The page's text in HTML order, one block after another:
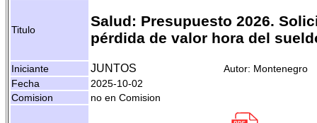
Titulo
Salud: Presupuesto 2026.
pérdida de valor hora del
Iniciante JUNTOS
Autor: Montenegro
Fecha
2025-10-02
Comision
no en Comision